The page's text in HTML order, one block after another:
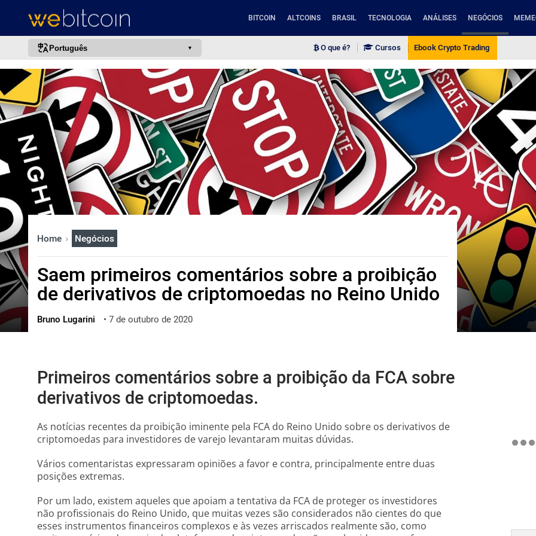
BITCOIN ALTCOINS BRASIL TECNOLOGIA ANÁLISES NEGÓCIOS
Português
português (BR)
english
español
français
italiano
deutsch
日本語
中文
한국어
العربية
ไทย
ქართული
O que é? Cursos Ebook Crypto Trading
Home Negócios
Saem primeiros comentários sobre a proibição
de derivativos de criptomoedas no Reino Unido
Bruno Lugarini • 7 de outubro de 2020
Primeiros comentários sobre a proibição da FCA sobre
derivativos de criptomoedas.
As notícias recentes da proibição iminente pela FCA do Reino Unido sobre os derivativos de
criptomoedas para investidores de varejo levantaram muitas dúvidas.
Vários comentaristas expressaram opiniões a favor e contra, principalmente entre duas
posições extremas.
Por um lado, existem aqueles que apoiam a tentativa da FCA de proteger os investidores
não profissionais do Reino Unido, que muitas vezes são considerados não cientes do que
esses instrumentos financeiros complexos e às vezes arriscados realmente são, como